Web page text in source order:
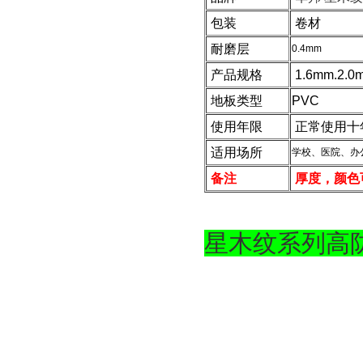
包装
卷材
耐磨层
0.4mm
产品规格
地板类型
PVC
使用年限
正常使用十
适用场所
学校、医院、办
备注 厚度，颜
星木纹系列高